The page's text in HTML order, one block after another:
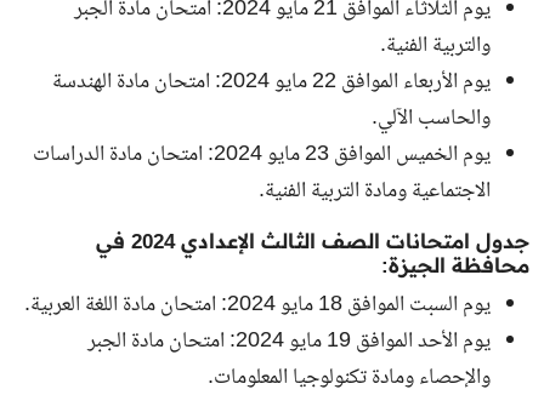
يوم الثلاثاء الموافق 21 مايو 2024: امتحان مادة الجبر
والتربية الفنية.
يوم الأربعاء الموافق 22 مايو 2024: امتحان مادة الهندسة
والحاسب الآلي.
يوم الخميس الموافق 23 مايو 2024: امتحان مادة الدراسات
الاجتماعية ومادة التربية الفنية.
جدول امتحانات الصف الثالث الإعدادي 2024 في
محافظة الجيزة:
يوم السبت الموافق 18 مايو 2024: امتحان مادة اللغة العربية.
يوم الأحد الموافق 19 مايو 2024: امتحان مادة الجبر
والإحصاء ومادة تكنولوجيا المعلومات.